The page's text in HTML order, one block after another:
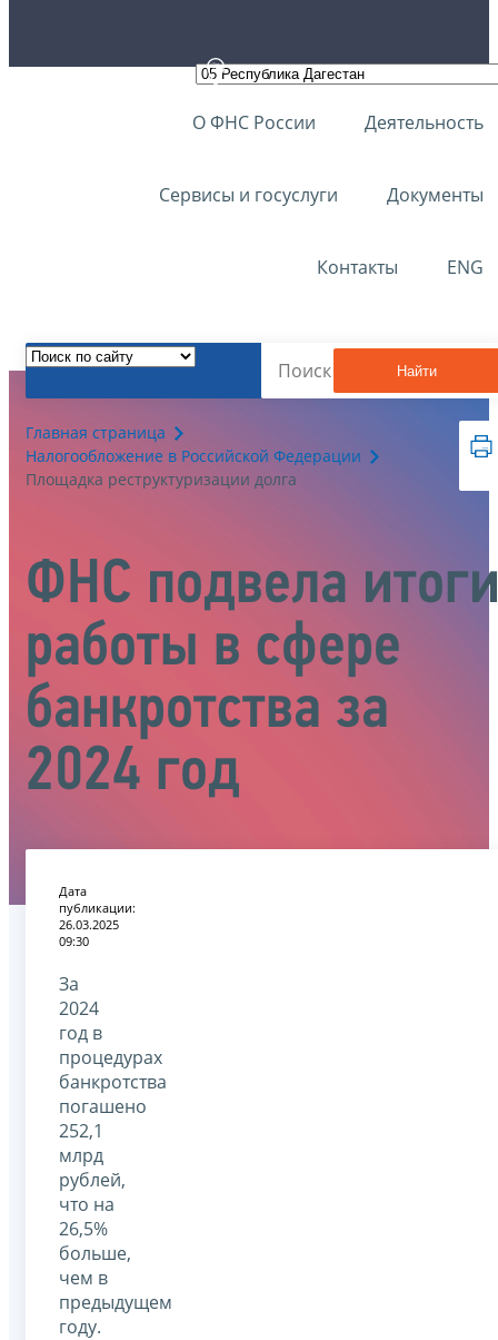
О ФНС России Деятельность
Сервисы и госуслуги Документы
Контакты ENG
Найти
Главная страница
Налогообложение в Российской Федерации
Площадка реструктуризации долга
ФНС подвела
работы в сфере
банкротства за
2024 год
Дата
публикации:
26.03.2025
09:30
За
2024
год в
процедурах
банкротства
погашено
252,1
млрд
рублей,
что на
26,5%
больше,
чем в
предыдущем
году.